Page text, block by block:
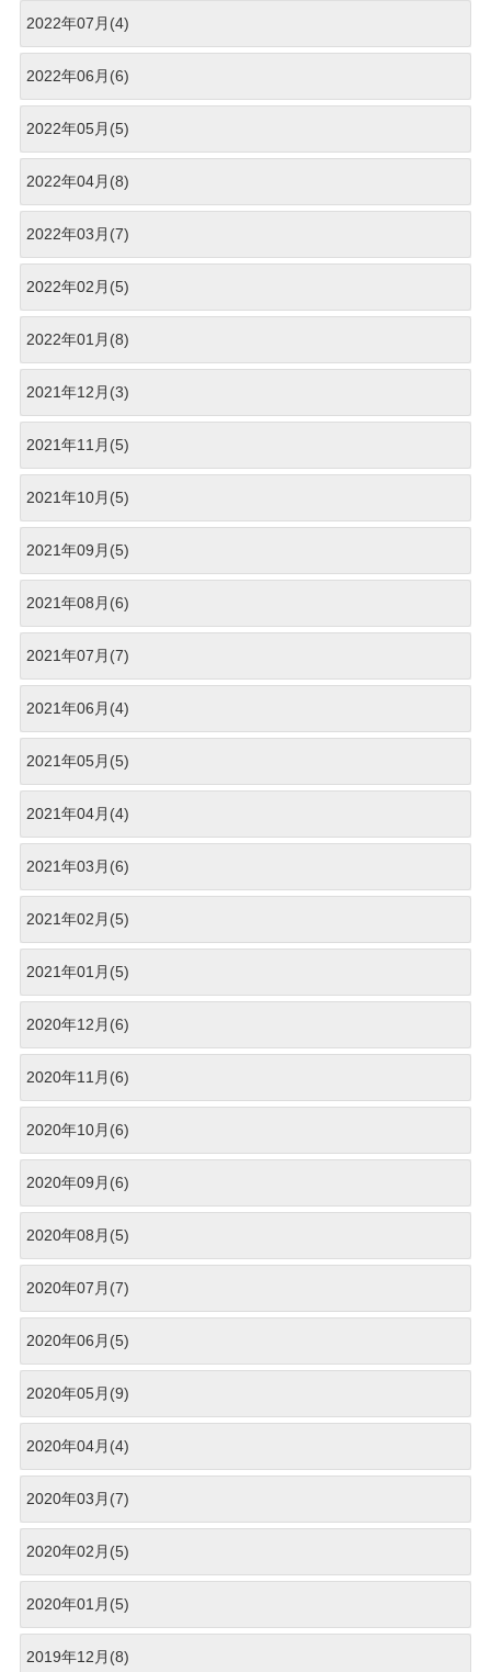
2022年07月(4)
2022年06月(6)
2022年05月(5)
2022年04月(8)
2022年03月(7)
2022年02月(5)
2022年01月(8)
2021年12月(3)
2021年11月(5)
2021年10月(5)
2021年09月(5)
2021年08月(6)
2021年07月(7)
2021年06月(4)
2021年05月(5)
2021年04月(4)
2021年03月(6)
2021年02月(5)
2021年01月(5)
2020年12月(6)
2020年11月(6)
2020年10月(6)
2020年09月(6)
2020年08月(5)
2020年07月(7)
2020年06月(5)
2020年05月(9)
2020年04月(4)
2020年03月(7)
2020年02月(5)
2020年01月(5)
2019年12月(8)